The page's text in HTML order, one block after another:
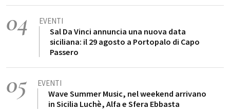
04 EVENTI
Sal Da Vinci annuncia una nuova data
siciliana: il 29 agosto a Portopalo di Capo
Passero
05 EVENTI
Wave Summer Music, nel weekend arrivano
in Sicilia Luchè, Alfa e Sfera Ebbasta